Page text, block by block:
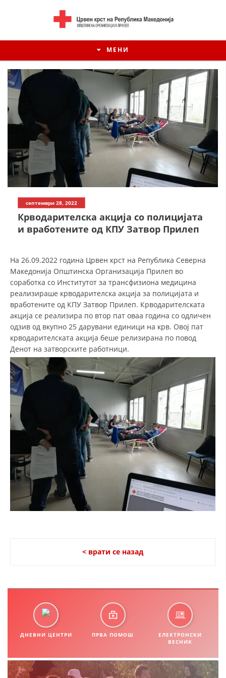
МЕНИ
ИСТОРИЈАТ НА ЦКРСМ
ИСТОРИЈАТ НА ДВИЖЕЊЕТО
СТРУКТУРА НА ОРГАНИЗАЦИЈАТА
ЧЛЕНСТВО ВО ПРОФЕСИОНАЛНИ ТЕЛА
ЗАКОН ЗА ЦКРМ
СТАТУТ НА ЦКРМ
ОРГАНИЗАЦИЈА И РАЗВОЈ
РАКОВОДЕН ОДБОР
СОБРАНИЕ
СТРУКТУРА И ОРГАНИЗАЦИОНА ПОСТАВЕНОСТ
MЕЃУНАРОДНО ХУМАНИТАРНО ПРАВО
ПРОМОЦИЈА НА ХУМАНИ ВРЕДНОСТИ
СПАСИТЕЛНА СТАНИЦА ВОДНО
ПРОЕКТИ – ПОДГОТВЕНОСТ И ДЕЈСТВУВАЊЕ ПРИ КАТАСТРОФИ
ИСТРАЖУВАЊЕ НА ЈАВНО МИСЛЕЊЕ
септември 28, 2022
Крводарителска акција со полицијата
и вработените од КПУ Затвор Прилеп
На 26.09.2022 година Црвен крст на Република Северна
Македонија Општинска Организација Прилеп во
соработка со Институтот за трансфизиона медицина
реализираше крводарителска акција за полицијата и
вработените од КПУ Затвор Прилеп. Крводарителската
акција се реализира по втор пат оваа година со одличен
одзив од вкупно 25 дарувани единици на крв. Овој пат
крводарителската акција беше релизирана по повод
Денот на затворските работници.
< врати се назад
ДНЕВНИ ЦЕНТРИ ПРВА ПОМОШ
ЕЛЕКТРОНСКИ
ВЕСНИК